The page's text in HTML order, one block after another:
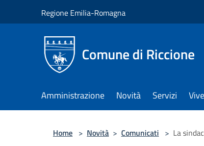
Regione Emilia-Romagna
Comune di Riccione
Amministrazione Novità Servizi
Home > Novità > Comunicati > La